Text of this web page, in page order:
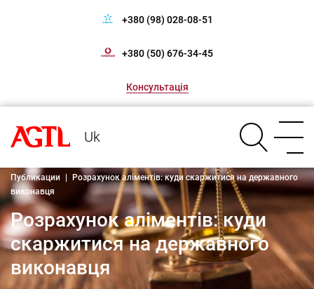
+380 (98) 028-08-51
+380 (50) 676-34-45
Консультація
Uk
Публикации
Розрахунок аліментів: куди скаржитися на державного
виконавця
Розрахунок аліментів: куди
скаржитися на державного
виконавця